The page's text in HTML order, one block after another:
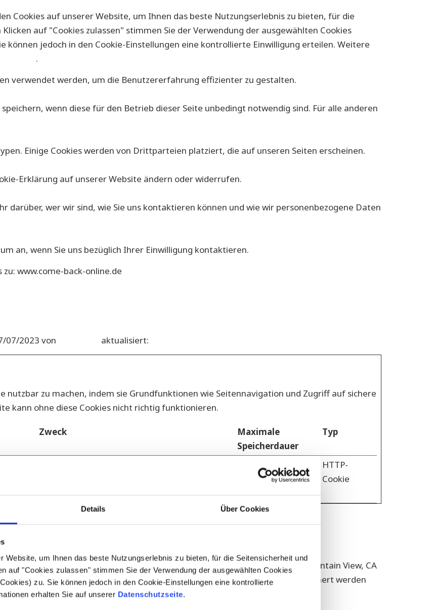
Details Über Cookies
Website, um Ihnen das beste Nutzungserlebnis zu bieten, für die Seitensicherheit und
auf "Cookies zulassen" stimmen Sie der Verwendung der ausgewählten Cookies
zu. Sie können jedoch in den Cookie-Einstellungen eine kontrollierte
erhalten Sie auf unserer Datenschutzseite.
Cookies auf unserer Website, um Ihnen das beste Nutzungserlebnis zu bieten, für die
auf "Cookies zulassen" stimmen Sie der Verwendung der ausgewählten Cookies
können jedoch in den Cookie-Einstellungen eine kontrollierte Einwilligung erteilen. Weitere
.
verwendet werden, um die Benutzererfahrung effizienter zu gestalten.
wenn diese für den Betrieb dieser Seite unbedingt notwendig sind. Für alle anderen
Einige Cookies werden von Drittparteien platziert, die auf unseren Seiten erscheinen.
Erklärung auf unserer Website ändern oder widerrufen.
darüber, wer wir sind, wie Sie uns kontaktieren können und wie wir personenbezogene Daten
an, wenn Sie uns bezüglich Ihrer Einwilligung kontaktieren.
www.come-back-online.de
07/2023 von aktualisiert:
nutzbar zu machen, indem sie Grundfunktionen wie Seitennavigation und Zugriff auf sichere
kann ohne diese Cookies nicht richtig funktionieren.
Zweck
Maximale
Speicherdauer
Typ
Domäne.
HTTP-
Cookie
MIT ANONYMISIERUNGSFUNKTION
Webanalysedienst der Firma Google Inc., 1600 Amphitheatre Parkway, Mountain View, CA
verwendet sog. „Cookies“, Textdateien, die auf Ihrem Computer gespeichert werden
durch Sie ermöglichen.